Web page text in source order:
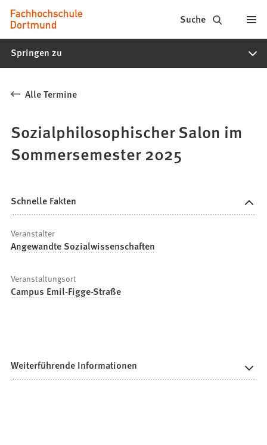
Inhalt anspringen
Fachhochschule
Dortmund
-
Studiengänge,
Bewerbung
Suche
Springen zu
Alle Termine
Sozialphilosophischer Salon im
Sommersemester 2025
Schnelle Fakten
Veranstalter
Angewandte Sozialwissenschaften
Veranstaltungsort
Campus Emil-Figge-Straße
Weiterführende Informationen